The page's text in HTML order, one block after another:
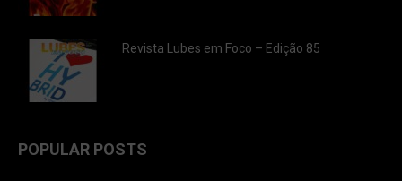
Revista Lubes em Foco – Edição 85
POPULAR POSTS